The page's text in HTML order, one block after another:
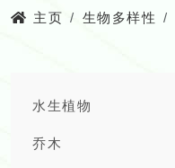
主页 生物多样性
水生植物
乔木